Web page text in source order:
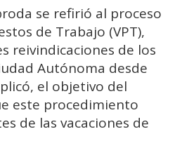
se refirió al proceso
de Trabajo (VPT),
reivindicaciones de los
Autónoma desde
el objetivo del
este procedimiento
de las vacaciones de